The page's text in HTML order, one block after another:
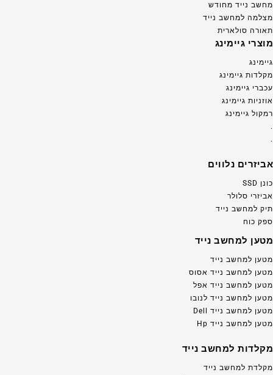
מחשב נייד מחודש
מצלמה למחשב נייד
תאורה סולארית
מוצרי גיימינג
גיימינג
מקלדות גיימינג
עכברי גיימינג
אוזניות גיימינג
רמקול גיימינג
.
.
אביזרים נלווים
כונן SSD
אביזרי סלולר
תיק למחשב נייד
ספק כוח
מטען למחשב נייד
מטען למחשב נייד
מטען למחשב נייד אסוס
מטען למחשב נייד אפל
מטען למחשב נייד לנובו
מטען למחשב נייד Dell
מטען למחשב נייד Hp
מקלדות למחשב נייד
מקלדת למחשב נייד